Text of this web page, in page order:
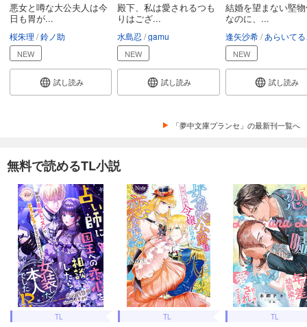
悪女と噂な大公夫人は今
日も胃が...
桜朱理 鈴ノ助
NEW
試し読み
殿下、私は愛されるつも
りはござ...
水島忍 gamu
NEW
試し読み
結婚を望まない堅
なのに、...
逢矢沙希 あらいて
NEW
試し読み
「夢中文庫プランセ」の最新刊一覧へ
無料で読めるTL小説
TL TL TL